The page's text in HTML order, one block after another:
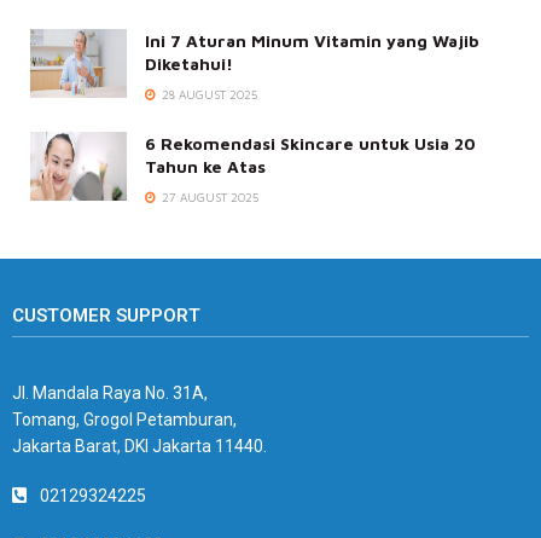
Ini 7 Aturan Minum Vitamin yang Wajib
Diketahui!
28 AUGUST 2025
6 Rekomendasi Skincare untuk Usia 20
Tahun ke Atas
27 AUGUST 2025
CUSTOMER SUPPORT
Jl. Mandala Raya No. 31A,
Tomang, Grogol Petamburan,
Jakarta Barat, DKI Jakarta 11440.
02129324225